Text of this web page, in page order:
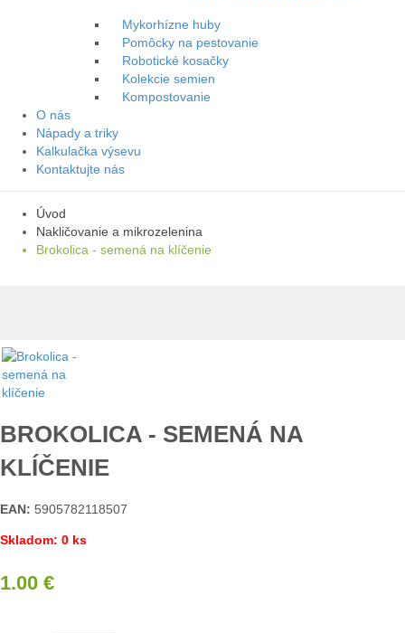
Mykorhízne huby
Pomôcky na pestovanie
Robotické kosačky
Kolekcie semien
Kompostovanie
O nás
Nápady a triky
Kalkulačka výsevu
Kontaktujte nás
Úvod
Nakličovanie a mikrozelenina
Brokolica - semená na klíčenie
BROKOLICA - SEMENÁ NA
KLÍČENIE
EAN: 5905782118507
Skladom: 0 ks
1.00 €